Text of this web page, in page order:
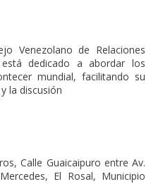
Venezolano de Relaciones
está dedicado a abordar los
mundial, facilitando su
la discusión
Calle Guaicaipuro entre Av.
El Rosal, Municipio